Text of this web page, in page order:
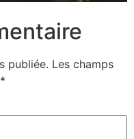
publiée. Les champs
*